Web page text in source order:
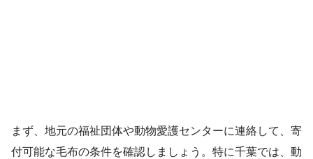
まず、地元の福祉団体や動物愛護センターに連絡して、寄
付可能な毛布の条件を確認しましょう。特に千葉では、動